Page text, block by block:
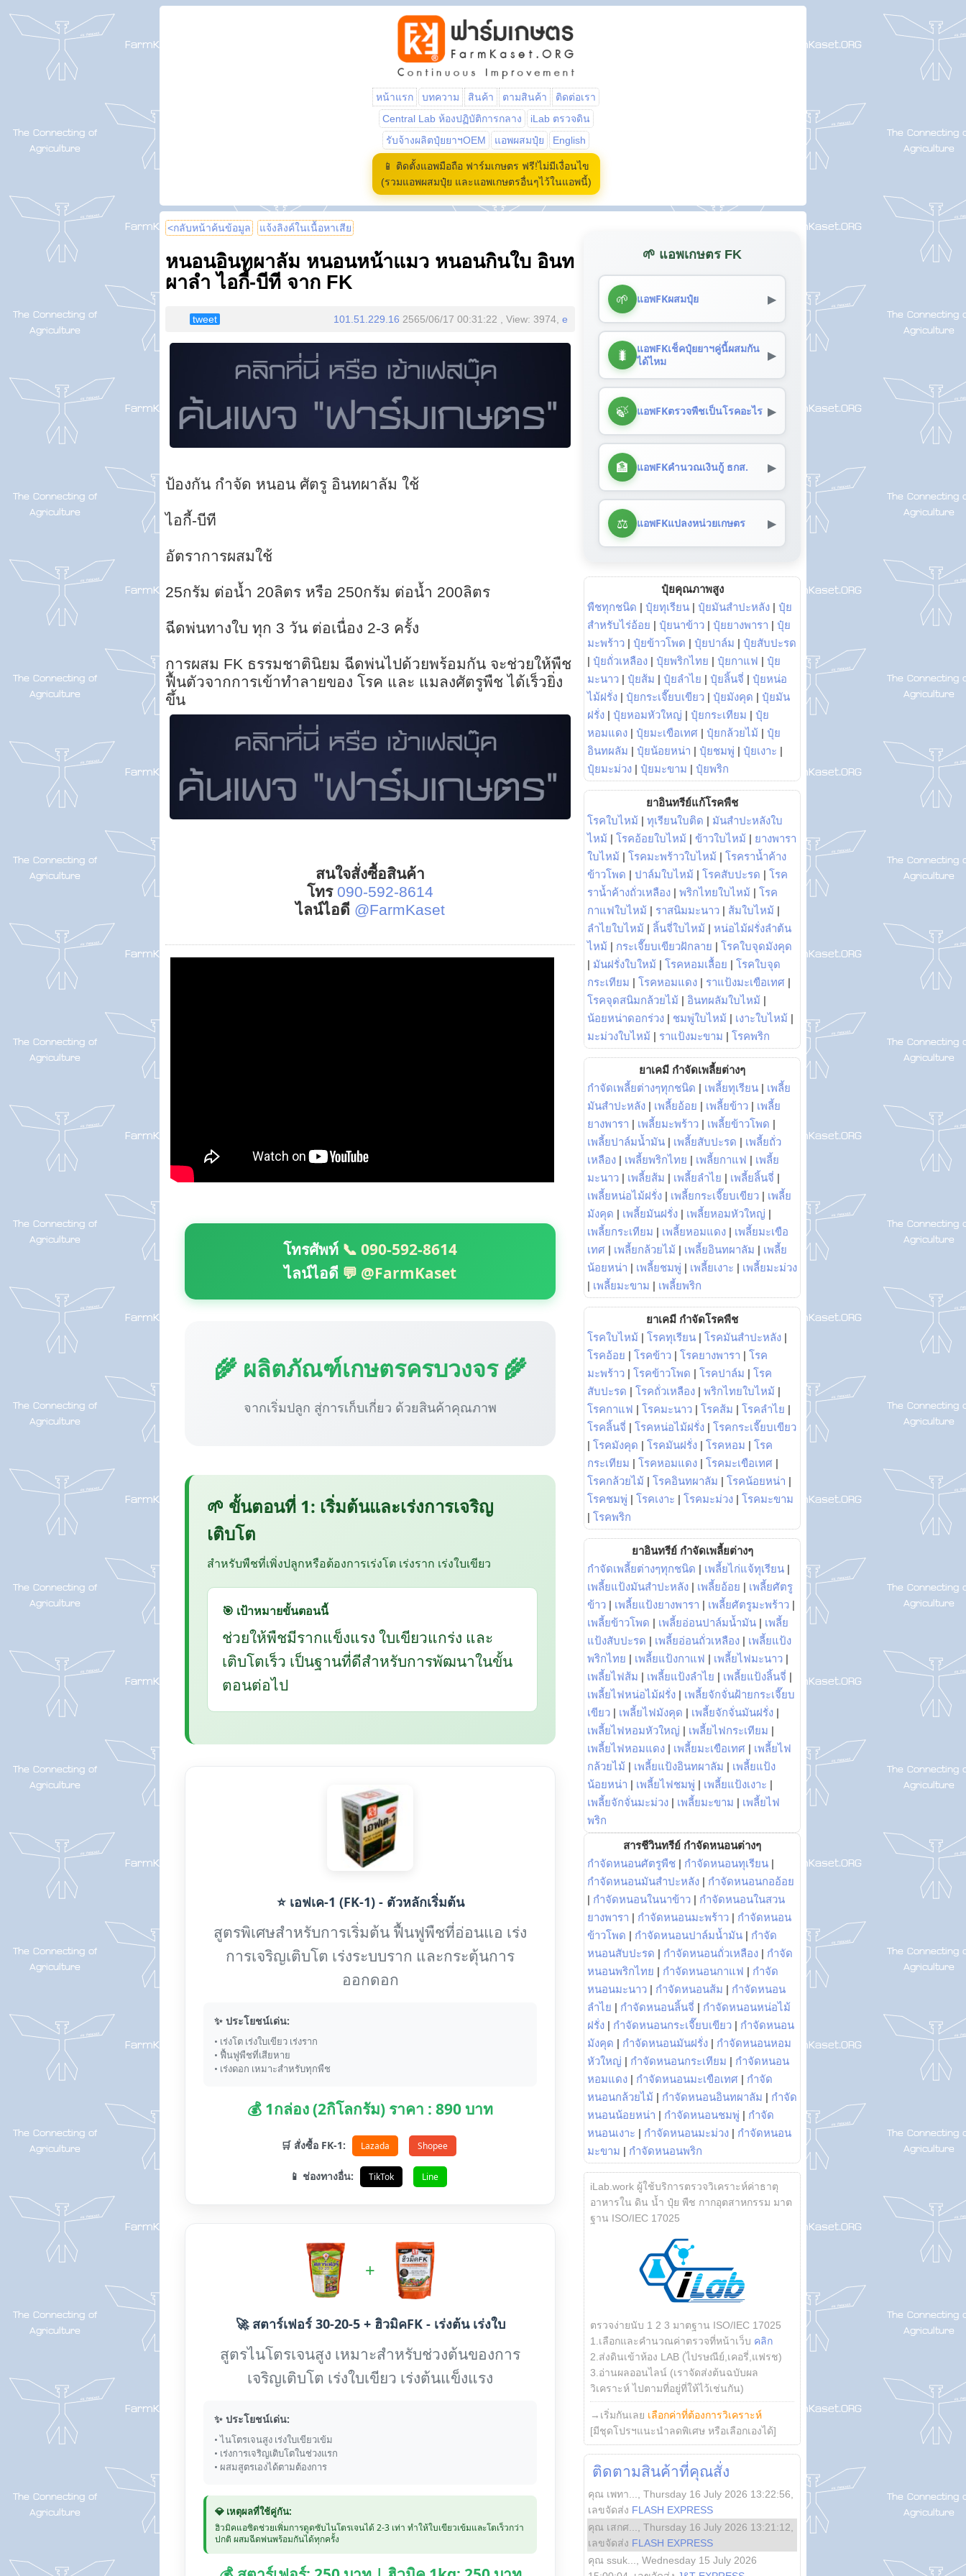
หน้าแรก บทความ สินค้า ตามสินค้า
ติดต่อเรา
Central Lab ห้องปฏิบัติการกลาง
iLab ตรวจดิน
รับจ้างผลิตปุ๋ยยาฯOEM
แอพผสมปุ๋ย English
📱 ติดตั้งแอพมือถือ ฟาร์มเกษตร ฟรี!ไม่มีเงื่อนไข
(รวมแอพผสมปุ๋ย และแอพเกษตรอื่นๆไว้ในแอพนี้)
<กลับหน้าค้นข้อมูล แจ้งลิงค์ในเนื้อหาเสีย
หนอนอินทผาลัม หนอนหน้าแมว หนอนกินใบ อินท
ผาลำ ไอกี้-บีที จาก FK
tweet 101.51.229.16 2565/06/17 00:31:22 , View: 3974, e
ป้องกัน กำจัด หนอน ศัตรู อินทผาลัม ใช้
ไอกี้-บีที
อัตราการผสมใช้
25กรัม ต่อน้ำ 20ลิตร หรือ 250กรัม ต่อน้ำ 200ลิตร
ฉีดพ่นทางใบ ทุก 3 วัน ต่อเนื่อง 2-3 ครั้ง
การผสม FK ธรรมชาตินิยม ฉีดพ่นไปด้วยพร้อมกัน จะช่วยให้พืช
ฟื้นตัวจากการเข้าทำลายของ โรค และ แมลงศัตรูพืช ได้เร็วยิ่ง
ขึ้น
สนใจสั่งซื้อสินค้า
โทร 090-592-8614
ไลน์ไอดี @FarmKaset
โทรศัพท์ 📞 090-592-8614
ไลน์ไอดี 💬 @FarmKaset
🌾 ผลิตภัณฑ์เกษตรครบวงจร 🌾
จากเริ่มปลูก สู่การเก็บเกี่ยว ด้วยสินค้าคุณภาพ
🌱 ขั้นตอนที่ 1: เริ่มต้นและเร่งการเจริญ
เติบโต
สำหรับพืชที่เพิ่งปลูกหรือต้องการเร่งโต เร่งราก เร่งใบเขียว
🎯 เป้าหมายขั้นตอนนี้
ช่วยให้พืชมีรากแข็งแรง ใบเขียวแกร่ง และ
เติบโตเร็ว เป็นฐานที่ดีสำหรับการพัฒนาในขั้น
ตอนต่อไป
⭐ เอฟเค-1 (FK-1) - ตัวหลักเริ่มต้น
สูตรพิเศษสำหรับการเริ่มต้น ฟื้นฟูพืชที่อ่อนแอ เร่ง
การเจริญเติบโต เร่งระบบราก และกระตุ้นการ
ออกดอก
✨ ประโยชน์เด่น:
• เร่งโต เร่งใบเขียว เร่งราก
• ฟื้นฟูพืชที่เสียหาย
• เร่งดอก เหมาะสำหรับทุกพืช
💰 1กล่อง (2กิโลกรัม) ราคา : 890 บาท
🛒 สั่งซื้อ FK-1: Lazada Shopee
📱 ช่องทางอื่น: TikTok Line
+
🚀 สตาร์เฟอร์ 30-20-5 + ฮิวมิคFK - เร่งต้น เร่งใบ
สูตรไนโตรเจนสูง เหมาะสำหรับช่วงต้นของการ
เจริญเติบโต เร่งใบเขียว เร่งต้นแข็งแรง
✨ ประโยชน์เด่น:
• ไนโตรเจนสูง เร่งใบเขียวเข้ม
• เร่งการเจริญเติบโตในช่วงแรก
• ผสมสูตรเองได้ตามต้องการ
💎 เหตุผลที่ใช้คู่กัน:
ฮิวมิคแอซิดช่วยเพิ่มการดูดซับไนโตรเจนได้ 2-3 เท่า ทำให้ใบเขียวเข้มและโตเร็วกว่า
ปกติ ผสมฉีดพ่นพร้อมกันได้ทุกครั้ง
🌱 แอพเกษตร FK
🌱 แอพFKผสมปุ๋ย ▶
🐛
แอพFKเช็คปุ๋ยยาฯคู่นี้ผสมกัน
ได้ไหม
▶
🍃 แอพFKตรวจพืชเป็นโรคอะไร ▶
🏦 แอพFKคำนวณเงินกู้ ธกส. ▶
⚖️ แอพFKแปลงหน่วยเกษตร ▶
ปุ๋ยคุณภาพสูง
พืชทุกชนิด | ปุ๋ยทุเรียน | ปุ๋ยมันสำปะหลัง | ปุ๋ย
สำหรับไร่อ้อย | ปุ๋ยนาข้าว | ปุ๋ยยางพารา | ปุ๋ย
มะพร้าว | ปุ๋ยข้าวโพด | ปุ๋ยปาล์ม | ปุ๋ยสับปะรด
| ปุ๋ยถั่วเหลือง | ปุ๋ยพริกไทย | ปุ๋ยกาแฟ | ปุ๋ย
มะนาว | ปุ๋ยส้ม | ปุ๋ยลำไย | ปุ๋ยลิ้นจี่ | ปุ๋ยหน่อ
ไม้ฝรั่ง | ปุ๋ยกระเจี๊ยบเขียว | ปุ๋ยมังคุด | ปุ๋ยมัน
ฝรั่ง | ปุ๋ยหอมหัวใหญ่ | ปุ๋ยกระเทียม | ปุ๋ย
หอมแดง | ปุ๋ยมะเขือเทศ | ปุ๋ยกล้วยไม้ | ปุ๋ย
อินทผลัม | ปุ๋ยน้อยหน่า | ปุ๋ยชมพู่ | ปุ๋ยเงาะ |
ปุ๋ยมะม่วง | ปุ๋ยมะขาม | ปุ๋ยพริก
ยาอินทรีย์แก้โรคพืช
โรคใบไหม้ | ทุเรียนใบติด | มันสำปะหลังใบ
ไหม้ | โรคอ้อยใบไหม้ | ข้าวใบไหม้ | ยางพารา
ใบไหม้ | โรคมะพร้าวใบไหม้ | โรคราน้ำค้าง
ข้าวโพด | ปาล์มใบไหม้ | โรคสับปะรด | โรค
ราน้ำค้างถั่วเหลือง | พริกไทยใบไหม้ | โรค
กาแฟใบไหม้ | ราสนิมมะนาว | ส้มใบไหม้ |
ลำไยใบไหม้ | ลิ้นจี่ใบไหม้ | หน่อไม้ฝรั่งลำต้น
ไหม้ | กระเจี๊ยบเขียวฝักลาย | โรคใบจุดมังคุด
| มันฝรั่งใบใหม้ | โรคหอมเลื้อย | โรคใบจุด
กระเทียม | โรคหอมแดง | ราแป้งมะเขือเทศ |
โรคจุดสนิมกล้วยไม้ | อินทผลัมใบไหม้ |
น้อยหน่าดอกร่วง | ชมพู่ใบไหม้ | เงาะใบไหม้ |
มะม่วงใบไหม้ | ราแป้งมะขาม | โรคพริก
ยาเคมี กำจัดเพลี้ยต่างๆ
กำจัดเพลี้ยต่างๆทุกชนิด | เพลี้ยทุเรียน | เพลี้ย
มันสำปะหลัง | เพลี้ยอ้อย | เพลี้ยข้าว | เพลี้ย
ยางพารา | เพลี้ยมะพร้าว | เพลี้ยข้าวโพด |
เพลี้ยปาล์มน้ำมัน | เพลี้ยสับปะรด | เพลี้ยถั่ว
เหลือง | เพลี้ยพริกไทย | เพลี้ยกาแฟ | เพลี้ย
มะนาว | เพลี้ยส้ม | เพลี้ยลำไย | เพลี้ยลิ้นจี่ |
เพลี้ยหน่อไม้ฝรั่ง | เพลี้ยกระเจี๊ยบเขียว | เพลี้ย
มังคุด | เพลี้ยมันฝรั่ง | เพลี้ยหอมหัวใหญ่ |
เพลี้ยกระเทียม | เพลี้ยหอมแดง | เพลี้ยมะเขือ
เทศ | เพลี้ยกล้วยไม้ | เพลี้ยอินทผาลัม | เพลี้ย
น้อยหน่า | เพลี้ยชมพู่ | เพลี้ยเงาะ | เพลี้ยมะม่วง
| เพลี้ยมะขาม | เพลี้ยพริก
ยาเคมี กำจัดโรคพืช
โรคใบไหม้ | โรคทุเรียน | โรคมันสำปะหลัง |
โรคอ้อย | โรคข้าว | โรคยางพารา | โรค
มะพร้าว | โรคข้าวโพด | โรคปาล์ม | โรค
สับปะรด | โรคถั่วเหลือง | พริกไทยใบไหม้ |
โรคกาแฟ | โรคมะนาว | โรคส้ม | โรคลำไย |
โรคลิ้นจี่ | โรคหน่อไม้ฝรั่ง | โรคกระเจี๊ยบเขียว
| โรคมังคุด | โรคมันฝรั่ง | โรคหอม | โรค
กระเทียม | โรคหอมแดง | โรคมะเขือเทศ |
โรคกล้วยไม้ | โรคอินทผาลัม | โรคน้อยหน่า |
โรคชมพู่ | โรคเงาะ | โรคมะม่วง | โรคมะขาม
| โรคพริก
ยาอินทรีย์ กำจัดเพลี้ยต่างๆ
กำจัดเพลี้ยต่างๆทุกชนิด | เพลี้ยไก่แจ้ทุเรียน |
เพลี้ยแป้งมันสำปะหลัง | เพลี้ยอ้อย | เพลี้ยศัตรู
ข้าว | เพลี้ยแป้งยางพารา | เพลี้ยศัตรูมะพร้าว |
เพลี้ยข้าวโพด | เพลี้ยอ่อนปาล์มน้ำมัน | เพลี้ย
แป้งสับปะรด | เพลี้ยอ่อนถั่วเหลือง | เพลี้ยแป้ง
พริกไทย | เพลี้ยแป้งกาแฟ | เพลี้ยไฟมะนาว |
เพลี้ยไฟส้ม | เพลี้ยแป้งลำไย | เพลี้ยแป้งลิ้นจี่ |
เพลี้ยไฟหน่อไม้ฝรั่ง | เพลี้ยจักจั่นฝ้ายกระเจี๊ยบ
เขียว | เพลี้ยไฟมังคุด | เพลี้ยจักจั่นมันฝรั่ง |
เพลี้ยไฟหอมหัวใหญ่ | เพลี้ยไฟกระเทียม |
เพลี้ยไฟหอมแดง | เพลี้ยมะเขือเทศ | เพลี้ยไฟ
กล้วยไม้ | เพลี้ยแป้งอินทผาลัม | เพลี้ยแป้ง
น้อยหน่า | เพลี้ยไฟชมพู่ | เพลี้ยแป้งเงาะ |
เพลี้ยจักจั่นมะม่วง | เพลี้ยมะขาม | เพลี้ยไฟ
พริก
สารชีวินทรีย์ กำจัดหนอนต่างๆ
กำจัดหนอนศัตรูพืช | กำจัดหนอนทุเรียน |
กำจัดหนอนมันสำปะหลัง | กำจัดหนอนกออ้อย
| กำจัดหนอนในนาข้าว | กำจัดหนอนในสวน
ยางพารา | กำจัดหนอนมะพร้าว | กำจัดหนอน
ข้าวโพด | กำจัดหนอนปาล์มน้ำมัน | กำจัด
หนอนสับปะรด | กำจัดหนอนถั่วเหลือง | กำจัด
หนอนพริกไทย | กำจัดหนอนกาแฟ | กำจัด
หนอนมะนาว | กำจัดหนอนส้ม | กำจัดหนอน
ลำไย | กำจัดหนอนลิ้นจี่ | กำจัดหนอนหน่อไม้
ฝรั่ง | กำจัดหนอนกระเจี๊ยบเขียว | กำจัดหนอน
มังคุด | กำจัดหนอนมันฝรั่ง | กำจัดหนอนหอม
หัวใหญ่ | กำจัดหนอนกระเทียม | กำจัดหนอน
หอมแดง | กำจัดหนอนมะเขือเทศ | กำจัด
หนอนกล้วยไม้ | กำจัดหนอนอินทผาลัม | กำจัด
หนอนน้อยหน่า | กำจัดหนอนชมพู่ | กำจัด
หนอนเงาะ | กำจัดหนอนมะม่วง | กำจัดหนอน
มะขาม | กำจัดหนอนพริก
iLab.work ผู้ใช้บริการตรวจวิเคราะห์ค่าธาตุ
อาหารใน ดิน น้ำ ปุ๋ย พืช กากอุตสาหกรรม มาต
ฐาน ISO/IEC 17025
ตรวจง่ายนับ 1 2 3 มาตฐาน ISO/IEC 17025
1.เลือกและคำนวณค่าตรวจที่หน้าเว็บ คลิก
2.ส่งดินเข้าห้อง LAB (ไปรษณีย์,เคอรี่,แฟรช)
3.อ่านผลออนไลน์ (เราจัดส่งต้นฉบับผล
วิเคราะห์ ไปตามที่อยู่ที่ให้ไว้เช่นกัน)
→เริ่มกันเลย เลือกค่าที่ต้องการวิเคราะห์
[มีชุดโปรฯแนะนำลดพิเศษ หรือเลือกเองได้]
ติดตามสินค้าที่คุณสั่ง
คุณ เพทา... Thursday 16 July 2026 13:22:56
เลขจัดส่ง FLASH EXPRESS
คุณ เสกศ...
Thursday 16 July 2026 13:21:12
เลขจัดส่ง FLASH EXPRESS
คุณ ssuk...
Wednesday 15 July 2026